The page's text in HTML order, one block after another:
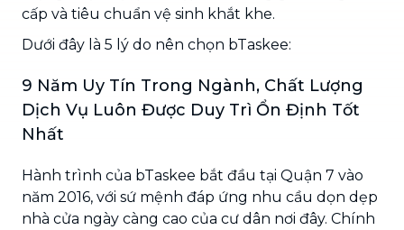
cấp và tiêu chuẩn vệ sinh khắt khe.
Dưới đây là 5 lý do nên chọn bTaskee:
9 Năm Uy Tín Trong Ngành, Chất Lượng
Dịch Vụ Luôn Được Duy Trì Ổn Định Tốt
Nhất
Hành trình của bTaskee bắt đầu tại Quận 7 vào
năm 2016, với sứ mệnh đáp ứng nhu cầu dọn dẹp
nhà cửa ngày càng cao của cư dân nơi đây. Chính